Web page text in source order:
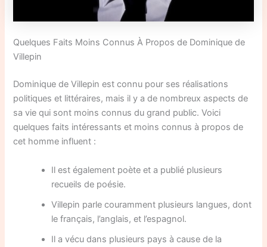
Quelques Faits Moins Connus À Propos de Dominique de
Villepin
Dominique de Villepin est connu pour ses réalisations
politiques et littéraires, mais il y a de nombreux aspects de
sa vie qui sont moins connus du grand public. Voici
quelques faits intéressants et moins connus à propos de
cet homme influent :
Il est également poète et a publié plusieurs
recueils de poésie.
Villepin parle couramment plusieurs langues, dont
le français, l’anglais, et l’espagnol.
Il a vécu dans plusieurs pays à cause de la